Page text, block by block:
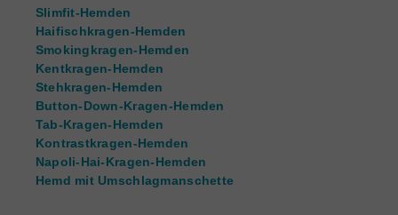
Slimfit-Hemden
Haifischkragen-Hemden
Smokingkragen-Hemden
Kentkragen-Hemden
Stehkragen-Hemden
Button-Down-Kragen-Hemden
Tab-Kragen-Hemden
Kontrastkragen-Hemden
Napoli-Hai-Kragen-Hemden
Hemd mit Umschlagmanschette